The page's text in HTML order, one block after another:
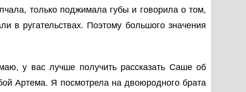
только поджимала губы и говорила о том,
в ругательствах. Поэтому большого значения
у вас лучше получить рассказать Саше об
Артема. Я посмотрела на двоюродного брата